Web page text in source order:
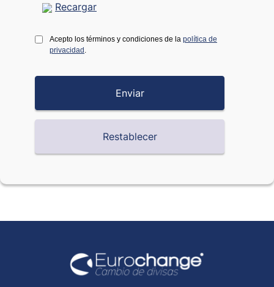
Recargar
Acepto los términos y condiciones de la política de
privacidad .